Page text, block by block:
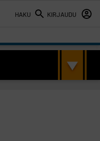
HAKU KIRJAUDU